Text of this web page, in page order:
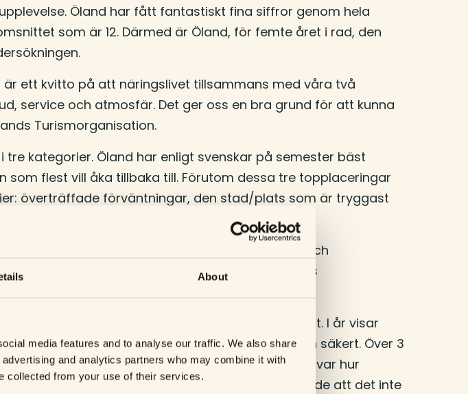
About
media features and to analyse our traffic. We also share
and analytics partners who may combine it with
collected from your use of their services.
Öland har fått fantastiskt fina siffror genom hela
som är 12. Därmed är Öland, för femte året i rad, den
ett kvitto på att näringslivet tillsammans med våra två
service och atmosfär. Det ger oss en bra grund för att kunna
Turismorganisation.
kategorier. Öland har enligt svenskar på semester bäst
flest vill åka tillbaka till. Förutom dessa tre topplaceringar
överträffade förväntningar, den stad/plats som är tryggast
helt fantastiskt. Det är en produkt av det hårda och
Byåker, partner- och relationsansvarig på Ölands
resvanor och de trender som blir viktiga framåt. I år visar
är viktigt att resmålet uppfattas som tryggt och säkert. Över 3
val av resa. En ny fråga vid årets undersökning var hur
och nöjen under nästa år. 40% svarade att det inte